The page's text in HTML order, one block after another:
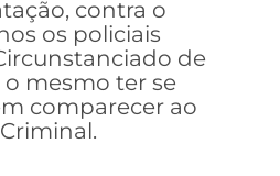
contra o
os policiais
de
mesmo ter se
comparecer ao